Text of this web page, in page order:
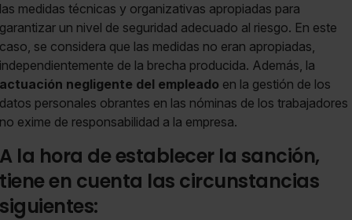
las medidas técnicas y organizativas apropiadas para
garantizar un nivel de seguridad adecuado al riesgo. En este
caso, se considera que las medidas no eran apropiadas,
independientemente de la brecha producida. Además, la
actuación negligente del empleado en la gestión de los
datos personales obrantes en las nóminas de los trabajadores
no exime de responsabilidad a la empresa.
A la hora de establecer la sanción,
tiene en cuenta las circunstancias
siguientes: